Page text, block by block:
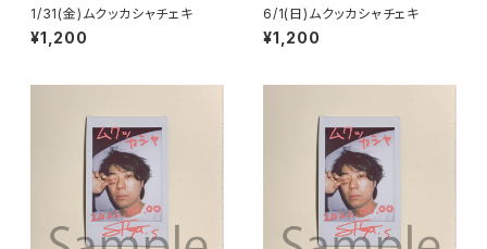
1/31(金)ムクッカシャチェキ
¥1,200
6/1(日)ムクッカシャチェキ
¥1,200